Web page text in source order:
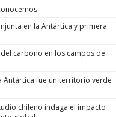
en la Antártica y primera
carbono en los campos de
Antártica fue un territorio verde
chileno indaga el impacto